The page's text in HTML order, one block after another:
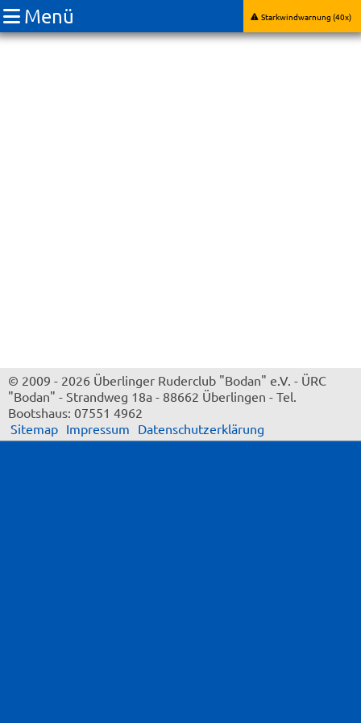
Starkwindwarnung (40x)
Menü
© 2009 - 2026 Überlinger Ruderclub "Bodan" e.V. - ÜRC
"Bodan" - Strandweg 18a - 88662 Überlingen - Tel.
Bootshaus: 07551 4962
Sitemap Impressum Datenschutzerklärung